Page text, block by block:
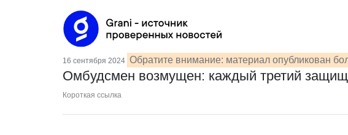
16 сентября 2024 Обратите внимание: материал опубликован
Омбудсмен возмущен: каждый третий
Короткая ссылка